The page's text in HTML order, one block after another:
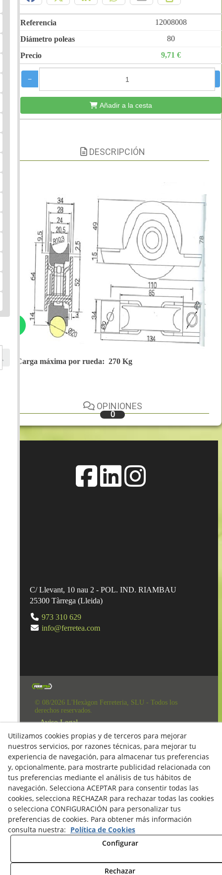
12008008
80
9,71 €
−
Añadir a la cesta
DESCRIPCIÓN
Carga máxima por rueda: 270 Kg
OPINIONES
0
C/ Llevant, 10 nau 2 - POL. IND. RIAMBAU
25300 Tàrrega (Lleida)
973 310 629
info@ferretea.com
© 08/2026 L'Hexàgon Ferreteria, SLU - Todos los
derechos reservados.
Aviso Legal
Política de Redes Sociales
Clausula Mail y Factura
Condiciones de compra
Derecho de desestimiento
Política de Privacidad
Política de cookies
Utilizamos cookies propias y de terceros para mejorar
nuestros servicios, por razones técnicas, para mejorar tu
experiencia de navegación, para almacenar tus preferencias
y, opcionalmente, para mostrarte publicidad relacionada con
tus preferencias mediante el análisis de tus hábitos de
navegación. Selecciona ACEPTAR para consentir todas las
cookies, selecciona RECHAZAR para rechazar todas las cookies
o selecciona CONFIGURACIÓN para personalizar tus
preferencias de cookies. Para obtener más información
consulta nuestra: Política de Cookies
Configurar
Rechazar